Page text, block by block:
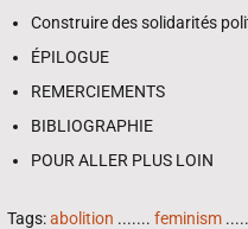
Construire des solidarités
ÉPILOGUE
REMERCIEMENTS
BIBLIOGRAPHIE
POUR ALLER PLUS LOIN
Tags:abolition ....... feminism